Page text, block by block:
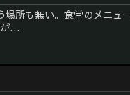
所も無い。食堂のメニュ
...